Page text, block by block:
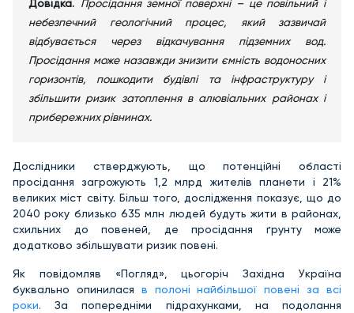
Довідка. Просідання земної поверхні – це повільний і
небезпечний геологічний процес, який зазвичай
відбувається через відкачування підземних вод.
Просідання може назавжди знизити ємність водоносних
горизонтів, пошкодити будівлі та інфраструктуру і
збільшити ризик затоплення в алювіальних районах і
прибережних рівнинах.
Дослідники стверджують, що потенційні області
просідання загрожують 1,2 млрд жителів планети і 21%
великих міст світу. Більш того, дослідження показує, що до
2040 року близько 635 млн людей будуть жити в районах,
схильних до повеней, де просідання ґрунту може
додатково збільшувати ризик повені.
Як повідомляв «Погляд», цьогоріч Західна Україна
буквально опинилася в полоні найбільшої повені за всі
роки. За попередніми підрахунками, на подолання